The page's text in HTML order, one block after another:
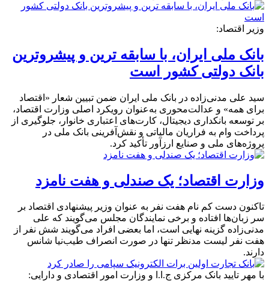
وزیر اقتصاد:
بانک ملی ایران، با سابقه ترین‌ و پیشروترین
بانک دولتی کشور است
سید علی مدنی‌زاده در بانک ملی ایران ضمن تبیین شعار «اقتصاد
برای همه» و عدالت‌محوری به‌عنوان رویکرد اصلی وزارت اقتصاد،
بر توسعه بانکداری دیجیتال، کارت‌های اعتباری خانوار، جلوگیری از
پرداخت وام به فراریان مالیاتی و نقش‌آفرینی بانک ملی در
پروژه‌های ملی و صنایع ارزآور تأکید کرد.
وزارت اقتصاد؛ یک صندلی و هفت نامزد
تاکنون دست کم نام هفت نفر به عنوان وزیر پیشنهادی اقتصاد بر
سر زبان‌ها افتاده و برخی نمایندگان مجلس می‌گویند که علی
مدنی‌زاده گزینه نهایی است، اما بعضی افراد می‌گویند شش نفر از
هفت نفر لیست مدنظر تنها در صورت انصراف طیب‌نیا شانس
دارند.
با مهر تایید بانک مرکزی ج.ا.ا و وزارت امور اقتصادی و دارایی: